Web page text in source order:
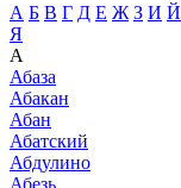
А Б В Г Д Е Ж З И Й
Я
А
Абаза
Абакан
Абан
Абатский
Абдулино
Абезь